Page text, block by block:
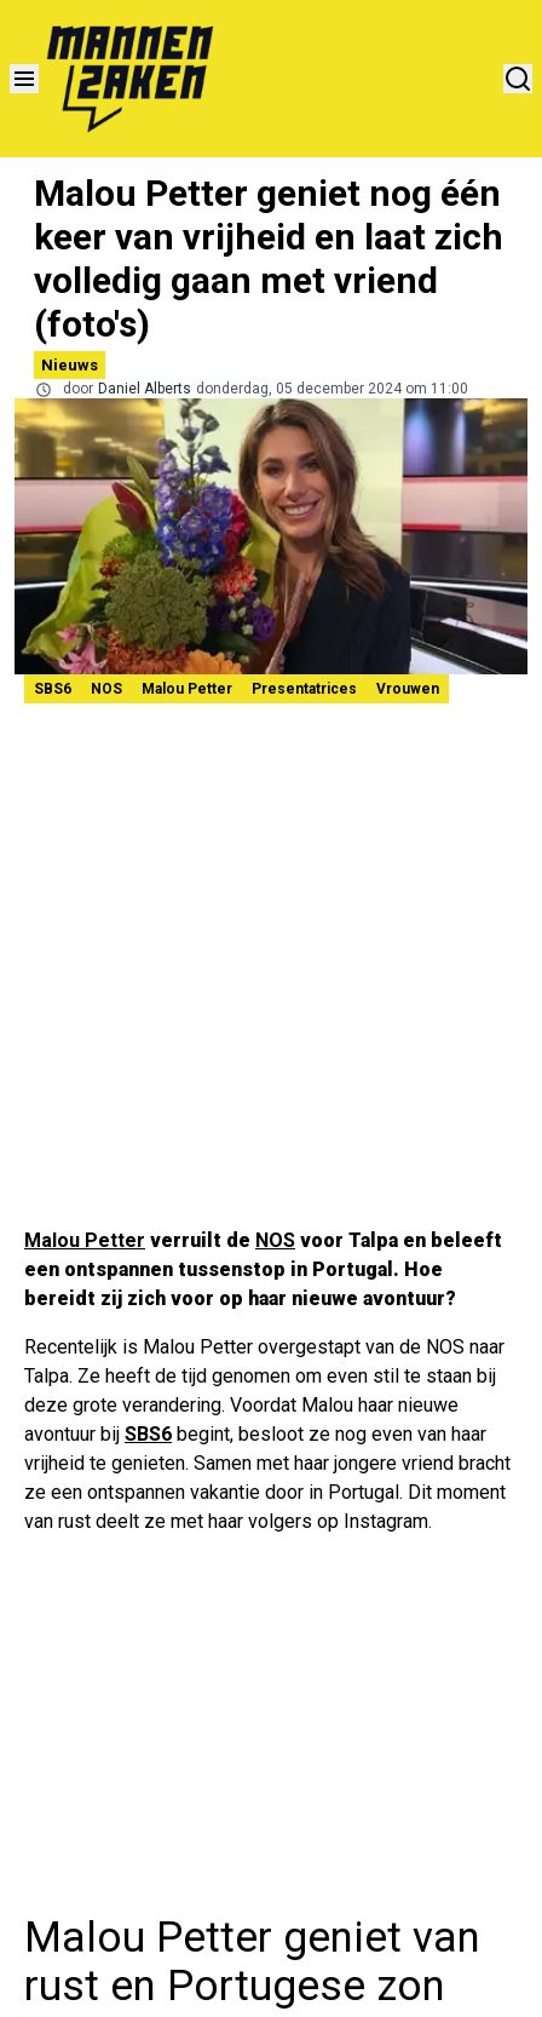
Malou Petter geniet nog één
keer van vrijheid en laat zich
volledig gaan met vriend
(foto's)
Nieuws
door Daniel Alberts donderdag, 05 december 2024 om 11:00
SBS6 NOS Malou Petter Presentatrices Vrouwen
Malou Petter verruilt de NOS voor Talpa en beleeft
een ontspannen tussenstop in Portugal. Hoe
bereidt zij zich voor op haar nieuwe avontuur?
Recentelijk is Malou Petter overgestapt van de NOS naar
Talpa. Ze heeft de tijd genomen om even stil te staan bij
deze grote verandering. Voordat Malou haar nieuwe
avontuur bij SBS6 begint, besloot ze nog even van haar
vrijheid te genieten. Samen met haar jongere vriend bracht
ze een ontspannen vakantie door in Portugal. Dit moment
van rust deelt ze met haar volgers op Instagram.
Malou Petter geniet van
rust en Portugese zon